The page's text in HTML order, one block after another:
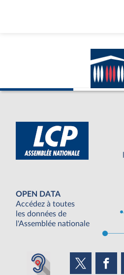
OPEN DATA
Accédez à toutes
les données de
l'Assemblée nationale